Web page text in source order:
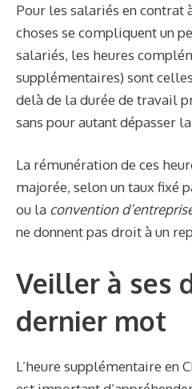
Pour les salariés en contrat
choses se compliquent un
salariés, les heures
supplémentaires) sont
delà de la durée de travail
sans pour autant dépasser
La rémunération de ces
majorée, selon un taux fixé
ou la convention
ne donnent pas droit à un
Veiller à ses
dernier mot
L’heure supplémentaire en